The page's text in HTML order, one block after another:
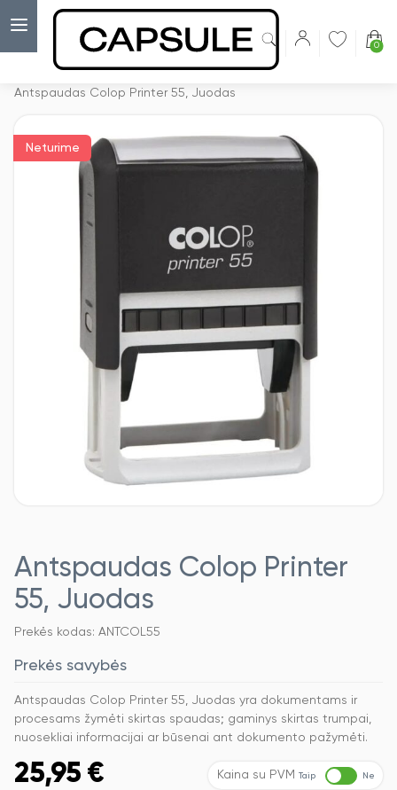
0
Antspaudas Colop Printer 55, Juodas
Neturime
Antspaudas Colop Printer
55, Juodas
Prekės kodas: ANTCOL55
Prekės savybės
Antspaudas Colop Printer 55, Juodas yra dokumentams ir
procesams žymėti skirtas spaudas; gaminys skirtas trumpai,
nuosekliai informacijai ar būsenai ant dokumento pažymėti.
25,95 € Kaina su PVM Taip Ne